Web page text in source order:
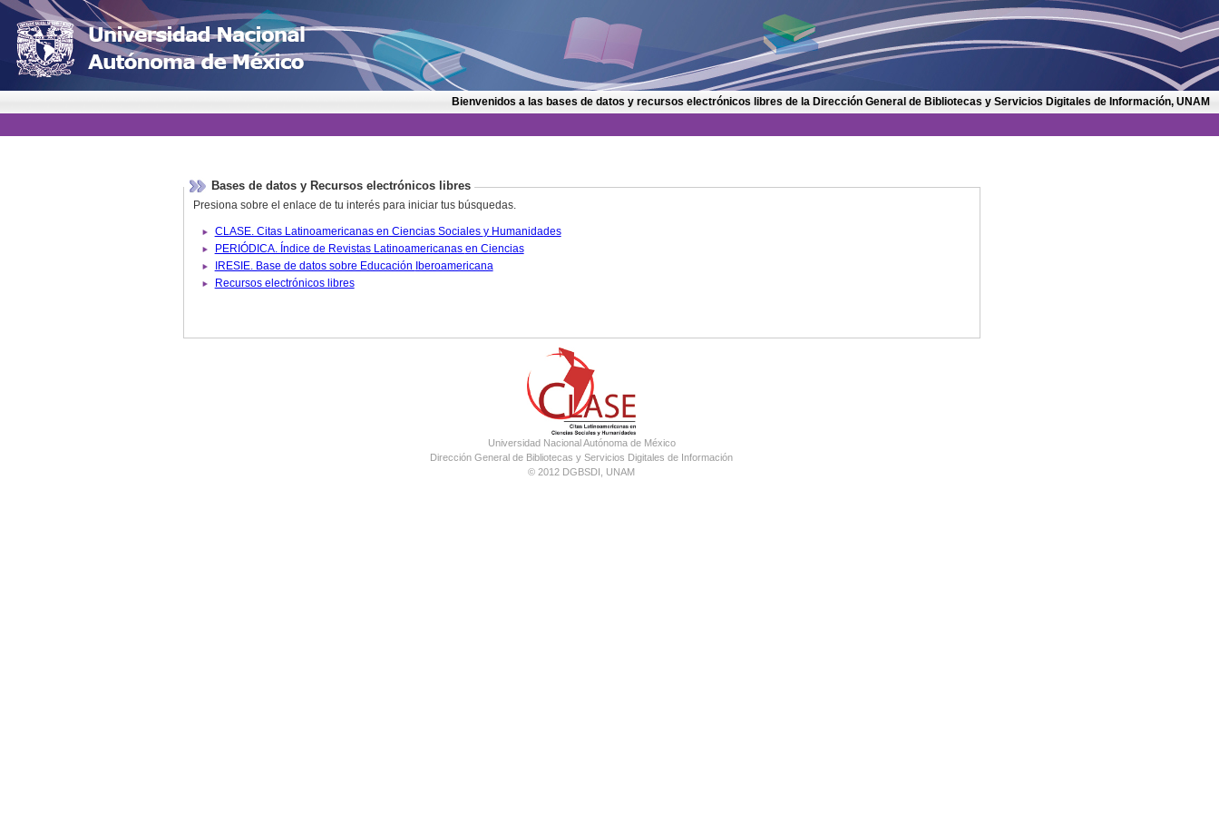
Bienvenidos a las bases de datos y recursos electrónicos libres de la Dirección General de Bibliotecas y Servicios Digitales de Información, UNAM
Bases de datos y Recursos electrónicos libres
Presiona sobre el enlace de tu interés para iniciar tus búsquedas.
CLASE. Citas Latinoamericanas en Ciencias Sociales y Humanidades
PERIÓDICA. Índice de Revistas Latinoamericanas en Ciencias
IRESIE. Base de datos sobre Educación Iberoamericana
Recursos electrónicos libres
Universidad Nacional Autónoma de México
Dirección General de Bibliotecas y Servicios Digitales de Información
© 2012 DGBSDI, UNAM